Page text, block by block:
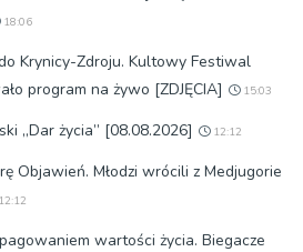
18:06
Krynicy-Zdroju. Kultowy Festiwal
program na żywo [ZDJĘCIA]
15:03
„Dar życia” [08.08.2026] 12:12
Objawień. Młodzi wrócili z Medjugorie
wartości życia. Biegacze